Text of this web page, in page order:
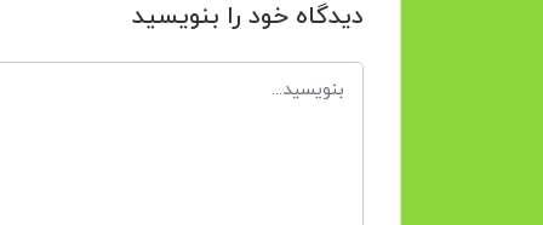
دیدگاه خود را بنویسید